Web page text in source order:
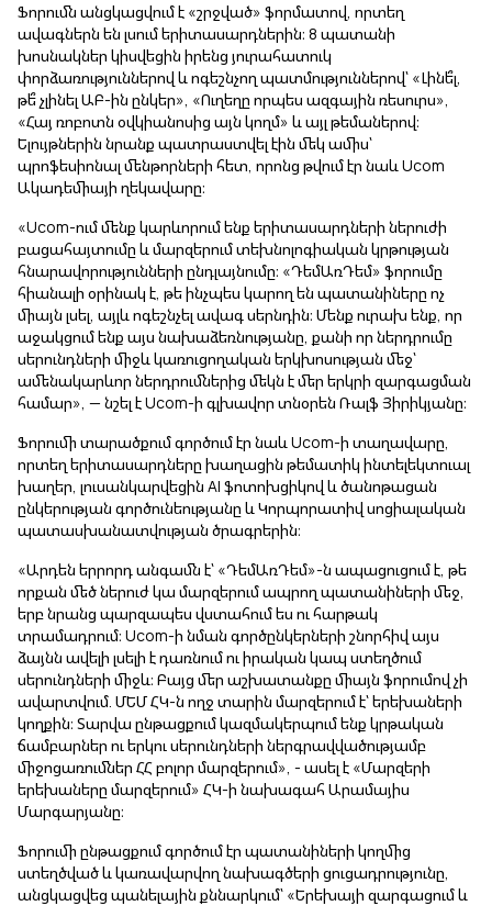
Ֆորումն անցկացվում է «շրջված» ֆորմատով, որտեղ
ավագներն են լսում երիտասարդներին։ 8 պատանի
խոսնակներ կիսվեցին իրենց յուրահատուկ
փորձառություններով և ոգեշնչող պատմություններով՝ «Լինե՞լ,
թե՞ չլինել ԱԲ-ին ընկեր», «Ուղեղը որպես ազգային ռեսուրս»,
«Հայ ռոբոտն օվկիանոսից այն կողմ» և այլ թեմաներով։
Ելույթներին նրանք պատրաստվել էին մեկ ամիս՝
պրոֆեսիոնալ մենթորների հետ, որոնց թվում էր նաև Ucom
Ակադեմիայի ղեկավարը։
«Ucom-ում մենք կարևորում ենք երիտասարդների ներուժի
բացահայտումը և մարզերում տեխնոլոգիական կրթության
հնարավորությունների ընդլայնումը։ «ԴեմԱռԴեմ» ֆորումը
հիանալի օրինակ է, թե ինչպես կարող են պատանիները ոչ
միայն լսել, այլև ոգեշնչել ավագ սերնդին։ Մենք ուրախ ենք, որ
աջակցում ենք այս նախաձեռնությանը, քանի որ ներդրումը
սերունդների միջև կառուցողական երկխոսության մեջ՝
ամենակարևոր ներդրումներից մեկն է մեր երկրի զարգացման
համար», — նշել է Ucom-ի գլխավոր տնօրեն Ռալֆ Յիրիկյանը։
Ֆորումի տարածքում գործում էր նաև Ucom-ի տաղավարը,
որտեղ երիտասարդները խաղացին թեմատիկ ինտելեկտուալ
խաղեր, լուսանկարվեցին AI ֆոտոխցիկով և ծանոթացան
ընկերության գործունեությանը և Կորպորատիվ սոցիալական
պատասխանատվության ծրագրերին։
«Արդեն երրորդ անգամն է՝ «ԴեմԱռԴեմ»-ն ապացուցում է, թե
որքան մեծ ներուժ կա մարզերում ապրող պատանիների մեջ,
երբ նրանց պարզապես վստահում ես ու հարթակ
տրամադրում։ Ucom-ի նման գործընկերների շնորհիվ այս
ձայնն ավելի լսելի է դառնում ու իրական կապ ստեղծում
սերունդների միջև։ Բայց մեր աշխատանքը միայն ֆորումով չի
ավարտվում. ՄԵՄ ՀԿ-ն ողջ տարին մարզերում է՝ երեխաների
կողքին։ Տարվա ընթացքում կազմակերպում ենք կրթական
ճամբարներ ու երկու սերունդների ներգրավվածությամբ
միջոցառումներ ՀՀ բոլոր մարզերում», - ասել է «Մարզերի
երեխաները մարզերում» ՀԿ-ի նախագահ Արամայիս
Մարգարյանը։
Ֆորումի ընթացքում գործում էր պատանիների կողմից
ստեղծված և կառավարվող նախագծերի ցուցադրությունը,
անցկացվեց պանելային քննարկում՝ «Երեխայի զարգացում և